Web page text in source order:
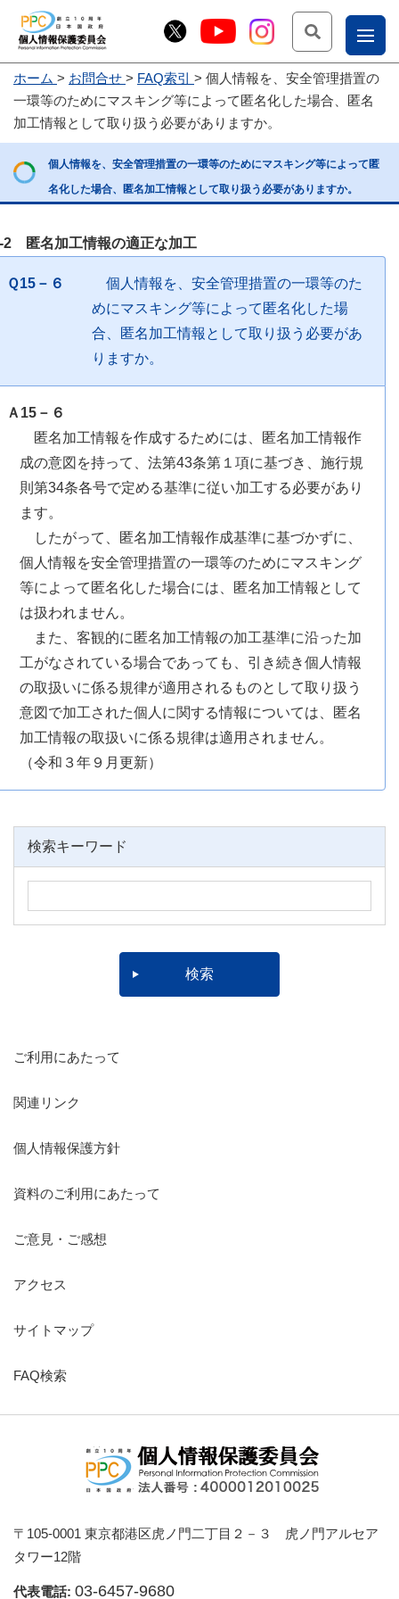
お
問
合
せ
こー
ー部
ホーム お問合せ FAQ索引
個人情報を、安全管理措置の
一環等のためにマスキング等によって匿名化した場合、匿名
加工情報として取り扱う必要がありますか。
個人情報を、安全管理措置の一環等のためにマスキング等によって匿
名化した場合、匿名加工情報として取り扱う必要がありますか。
2 匿名加工情報の適正な加工
Ｑ15－６
個人情報を、安全管理措置の一環等のた
めにマスキング等によって匿名化した場
合、匿名加工情報として取り扱う必要があ
りますか。
Ａ15－６
匿名加工情報を作成するためには、匿名加工情報作
成の意図を持って、法第43条第１項に基づき、施行規
則第34条各号で定める基準に従い加工する必要があり
ます。
したがって、匿名加工情報作成基準に基づかずに、
個人情報を安全管理措置の一環等のためにマスキング
等によって匿名化した場合には、匿名加工情報として
は扱われません。
また、客観的に匿名加工情報の加工基準に沿った加
工がなされている場合であっても、引き続き個人情報
の取扱いに係る規律が適用されるものとして取り扱う
意図で加工された個人に関する情報については、匿名
加工情報の取扱いに係る規律は適用されません。
（令和３年９月更新）
検索キーワード
ご利用にあたって
関連リンク
個人情報保護方針
資料のご利用にあたって
ご意見・ご感想
アクセス
サイトマップ
FAQ検索
〒105-0001 東京都港区虎ノ門二丁目２－３ 虎ノ門アルセア
タワー12階
代表電話: 03-6457-9680